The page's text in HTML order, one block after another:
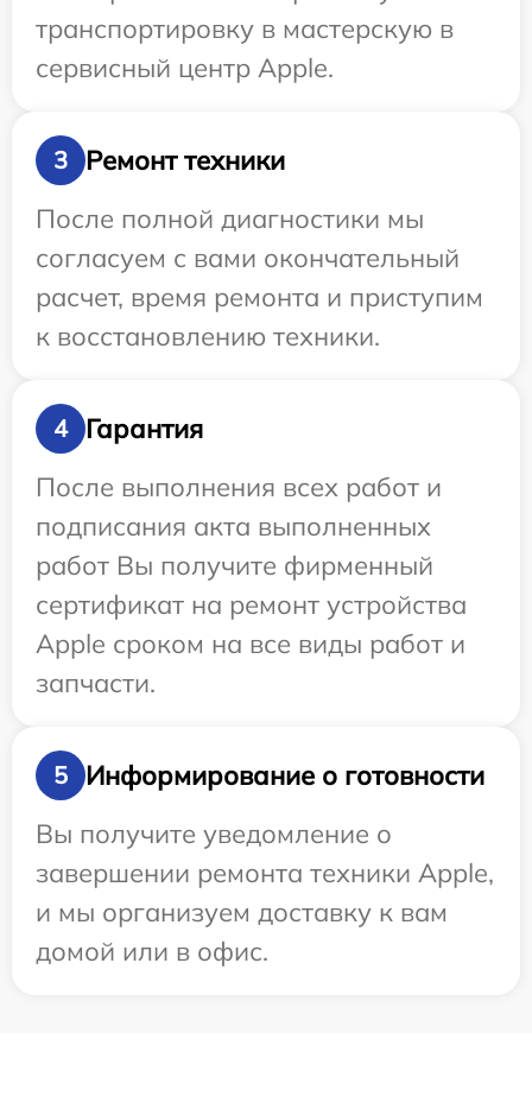
транспортировку в мастерскую в
сервисный центр Apple.
3
Ремонт техники
После полной диагностики мы
согласуем с вами окончательный
расчет, время ремонта и приступим
к восстановлению техники.
4
Гарантия
После выполнения всех работ и
подписания акта выполненных
работ Вы получите фирменный
сертификат на ремонт устройства
Apple сроком на все виды работ и
запчасти.
5
Информирование о готовности
Вы получите уведомление о
завершении ремонта техники Apple,
и мы организуем доставку к вам
домой или в офис.